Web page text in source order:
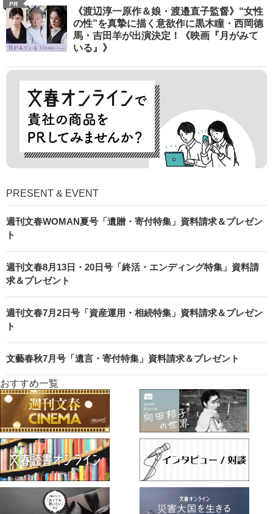
PR
《渡辺淳一原作＆娘・渡邉直子監督》“女性
の性”を真摯に描く意欲作に黒木瞳・西岡德
馬・吉田羊が出演決定！《映画『月がみて
いる』》
PRESENT & EVENT
週刊文春WOMAN夏号「遺贈・寄付特集」資料請求＆プレゼン
ト
週刊文春8月13日・20日号「終活・エンディング特集」資料請
求＆プレゼント
週刊文春7月2日号「資産運用・相続特集」資料請求＆プレゼン
ト
文藝春秋7月号「遺言・寄付特集」資料請求＆プレゼント
おすすめ一覧